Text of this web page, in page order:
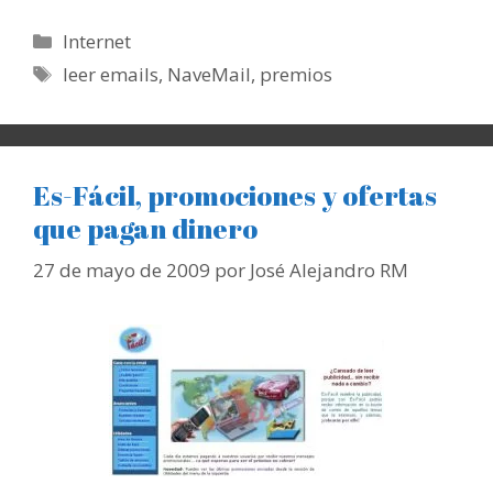
Categorías
Internet
Etiquetas
leer emails, NaveMail, premios
Es-Fácil, promociones y ofertas
que pagan dinero
27 de mayo de 2009 por José Alejandro RM